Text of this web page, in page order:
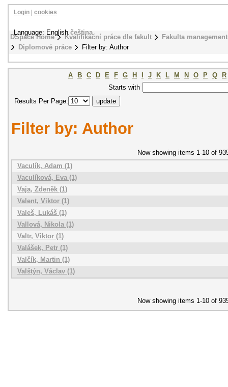
DSpace Home Kvalifikační práce dle fakult
Fakulta
Diplomové práce
Filter by: Author
Login cookies
Language: Englishčeština
A B C D E F G H J K L M N O P Q
R
Starts with
Results Per Page:
Filter by: Author
Now showing items 1-10 of
Vaculík, Adam (1)
Vaculíková, Eva (1)
Vaja, Zdeněk (1)
Valent, Viktor (1)
Valeš, Lukáš (1)
Vallová, Nikola (1)
Valtr, Viktor (1)
Valášek, Petr (1)
Valčík, Martin (1)
Valštýn, Václav (1)
Now showing items 1-10 of